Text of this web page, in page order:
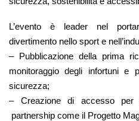
L’evento è leader nel
divertimento nello sport e
– Pubblicazione della prima
monitoraggio degli infortuni e
sicurezza;
– Creazione di accesso
partnership come il Progetto